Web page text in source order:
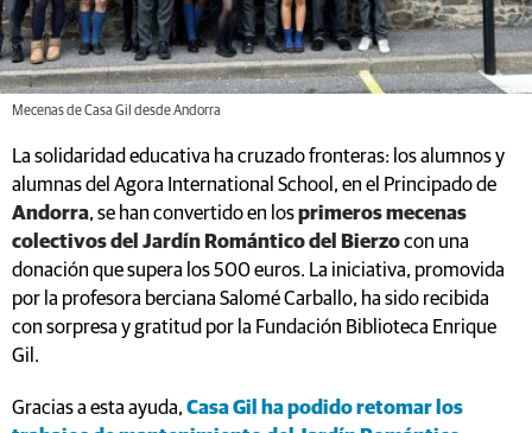
Mecenas de Casa Gil desde Andorra
La solidaridad educativa ha cruzado fronteras: los alumnos y
alumnas del Agora International School, en el Principado de
Andorra, se han convertido en losprimeros mecenas
colectivos del Jardín Romántico del Bierzocon una
donación que supera los 500 euros. La iniciativa, promovida
por la profesora berciana Salomé Carballo, ha sido recibida
con sorpresa y gratitud por la Fundación Biblioteca Enrique
Gil.
Gracias a esta ayuda, Casa Gil ha podido retomar los